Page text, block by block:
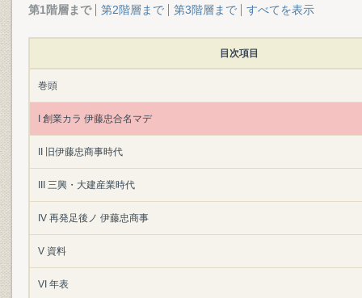
第1階層まで 第2階層まで 第3階層まで すべてを表示
目次項目
巻頭
I 創業カラ 伊藤忠合名マデ
II 旧伊藤忠商事時代
III 三興・大建産業時代
IV 再発足後ノ 伊藤忠商事
V 資料
VI 年表